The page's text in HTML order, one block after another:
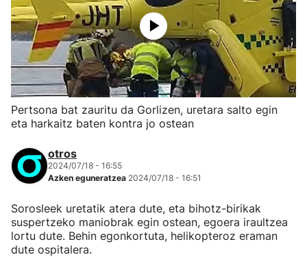
Pertsona bat zauritu da Gorlizen, uretara salto egin
eta harkaitz baten kontra jo ostean
otros
2024/07/18 - 16:55
Azken eguneratzea 2024/07/18 - 16:51
Sorosleek uretatik atera dute, eta bihotz-birikak
suspertzeko maniobrak egin ostean, egoera iraultzea
lortu dute. Behin egonkortuta, helikopteroz eraman
dute ospitalera.